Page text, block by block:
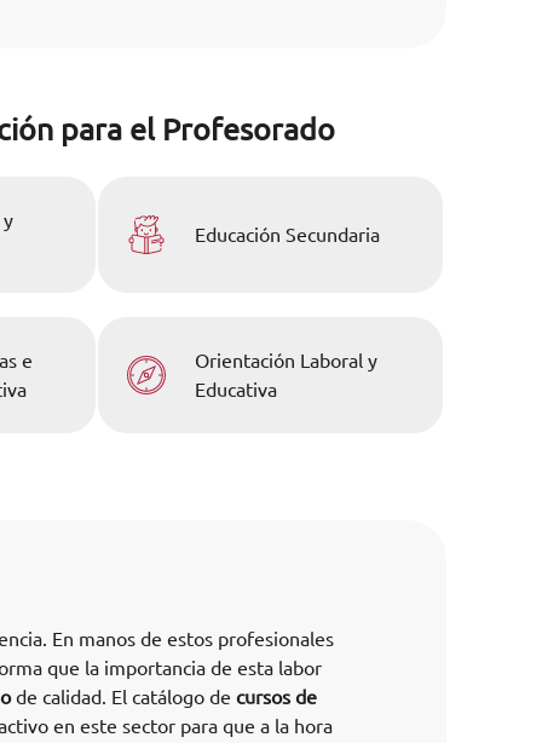
para el Profesorado
Educación Secundaria
e
Orientación Laboral y
Educativa
En manos de estos profesionales
que la importancia de esta labor
de calidad. El catálogo de cursos de
en este sector para que a la hora